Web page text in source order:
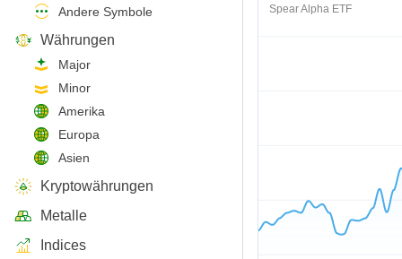
Andere Symbole
Währungen
Major
Minor
Amerika
Europa
Asien
Kryptowährungen
Metalle
Indices
Spear Alpha ETF